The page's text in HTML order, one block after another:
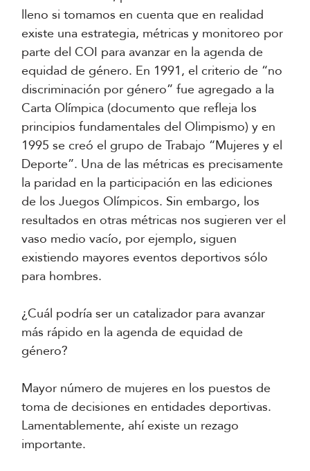
lleno si tomamos en cuenta que en realidad
existe una estrategia, métricas y monitoreo por
parte del COI para avanzar en la agenda de
equidad de género. En 1991, el criterio de “no
discriminación por género” fue agregado a la
Carta Olímpica (documento que refleja los
principios fundamentales del Olimpismo) y en
1995 se creó el grupo de Trabajo “Mujeres y el
Deporte”. Una de las métricas es precisamente
la paridad en la participación en las ediciones
de los Juegos Olímpicos. Sin embargo, los
resultados en otras métricas nos sugieren ver el
vaso medio vacío, por ejemplo, siguen
existiendo mayores eventos deportivos sólo
para hombres.
¿Cuál podría ser un catalizador para avanzar
más rápido en la agenda de equidad de
género?
Mayor número de mujeres en los puestos de
toma de decisiones en entidades deportivas.
Lamentablemente, ahí existe un rezago
importante.